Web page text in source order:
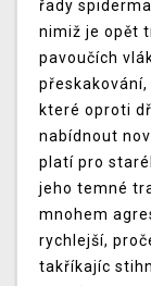
řady
nimiž je opět
pavoučích
které oproti
nabídnout
platí pro
jeho temné
mnohem
rychlejší,
takříkajíc